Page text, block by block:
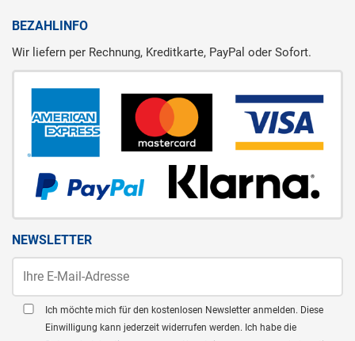
BEZAHLINFO
Wir liefern per Rechnung, Kreditkarte, PayPal oder Sofort.
NEWSLETTER
Ich möchte mich für den kostenlosen Newsletter anmelden. Diese
Einwilligung kann jederzeit widerrufen werden. Ich habe die